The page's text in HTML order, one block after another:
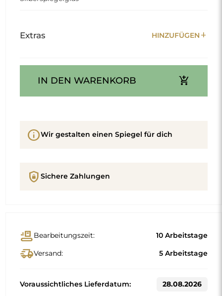
Extras HINZUFÜGEN add
IN DEN WARENKORB add_shopping_cart
infoWir gestalten einen Spiegel für dich
shield_lock Sichere Zahlungen
conveyor_beltBearbeitungszeit: 10 Arbeitstage
delivery_truck_speedVersand: 5 Arbeitstage
Voraussichtliches Lieferdatum: 28.08.2026